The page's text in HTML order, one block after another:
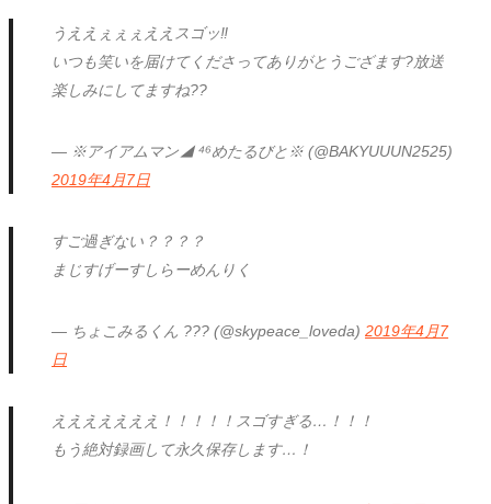
うええぇぇぇええスゴッ‼️
いつも笑いを届けてくださってありがとうござます?放送
楽しみにしてますね??
— ※アイアムマン◢ ⁴⁶めたるびと※ (@BAKYUUUN2525)
2019年4月7日
すご過ぎない？？？？
まじすげーすしらーめんりく
— ちょこみるくん ??? (@skypeace_loveda)2019年4月7
日
えええええええ！！！！！スゴすぎる…！！！
もう絶対録画して永久保存します…！